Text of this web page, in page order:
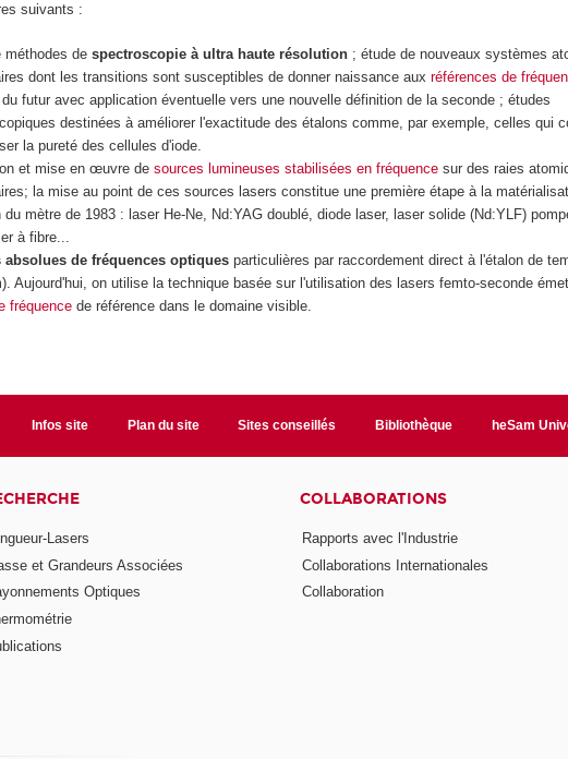
suivants :
méthodes de spectroscopie à ultra haute résolution; étude de nouveaux systèmes
dont les transitions sont susceptibles de donner naissance aux références de
du futur avec application éventuelle vers une nouvelle définition de la seconde ; études
destinées à améliorer l'exactitude des étalons comme, par exemple, celles qui
la pureté des cellules d'iode.
et mise en œuvre de sources lumineuses stabilisées en fréquencesur des raies
la mise au point de ces sources lasers constitue une première étape à la
du mètre de 1983 : laser He-Ne, Nd:YAG doublé, diode laser, laser solide (Nd:YLF)
à fibre...
absolues de fréquences optiquesparticulières par raccordement direct à l'étalon de
Aujourd'hui, on utilise la technique basée sur l'utilisation des lasers femto-seconde
fréquencede référence dans le domaine visible.
Infos site Plan du site Sites conseillés Bibliothèque heSam
Lasers
et Grandeurs Associées
Optiques
COLLABORATIONS
Rapports avec l'Industrie
Collaborations Internationales
Collaboration